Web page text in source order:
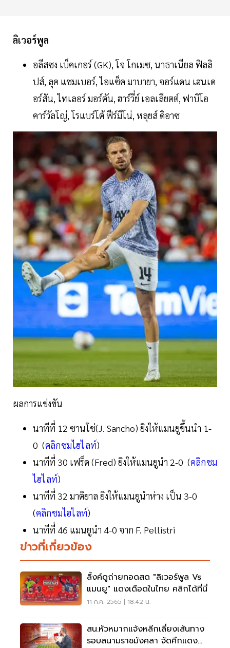
ลิเวอร์พูล
อลีสซง เบ็คเกอร์ (GK), โจ โกเมซ, นาธาเนียล ฟิลลิ
ปส์, ลุค แชมเบอร์, ไอแซ็ค มาบายา, จอร์แดน เฮนเด
อร์สัน, ไทเลอร์ มอร์ตัน, ฮาร์วี่ย์ เอลเลียตต์, ฟาบิโอ
คาร์วัลโญ่, โรแบร์โต้ ฟีร์มีโน่, หลุยส์ ดิอาซ
ผลการแข่งขัน
นาทีที่ 12 ซานโช่(J. Sancho) ยิงให้แมนยูขึ้นนำ 1-
0 (คลิกชมไฮไลท์)
นาทีที่ 30 เฟร็ด (Fred) ยิงให้แมนยูนำ 2-0 (คลิกชม
ไฮไลท์)
นาทีที่ 32 มาติยาล ยิงให้แมนยูนำห่าง เป็น 3-0
(คลิกชมไฮไลท์)
นาทีที่ 46 แมนยูนำ 4-0 จาก F. Pellistri
ข่าวที่เกี่ยวข้อง
ลิ้งค์ดูถ่ายทอดสด "ลิเวอร์พูล Vs
แมนยู" แดงเดือดในไทย คลิกได้ที่นี่
11 ก.ค. 2565 | 18:42 น.
สน.หัวหมากแจ้งหลีกเลี่ยงเส้นทาง
รอบสนามราชมังคลา จัดศึกแดง